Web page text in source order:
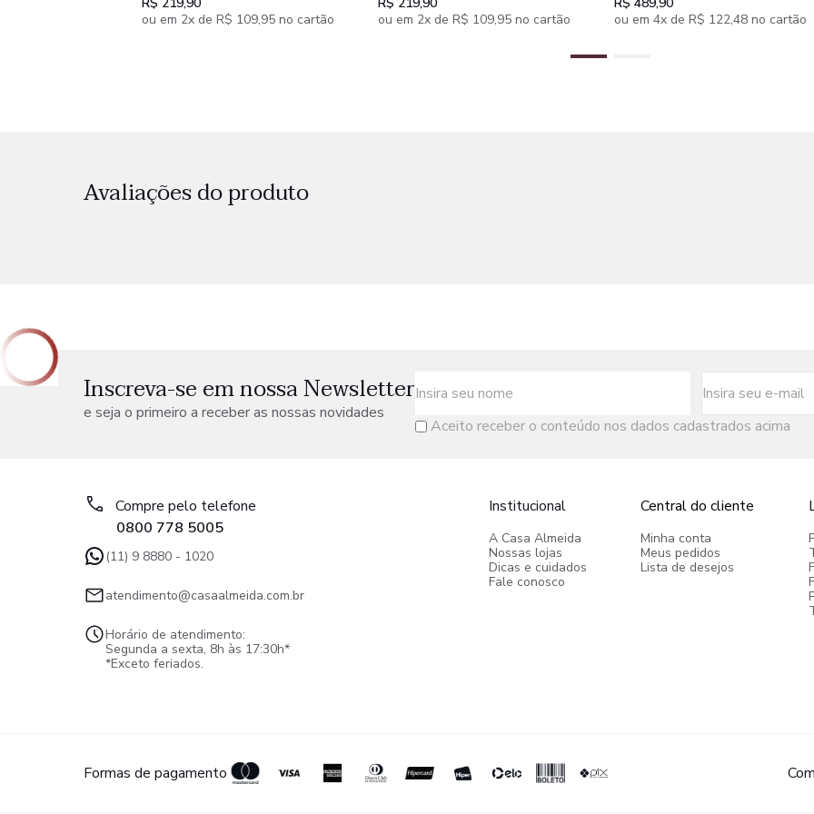
ou em 2x de R$ 109,95 no cartão
ou em 2x de R$ 109,95 no cartão
ou em 4x de R$ 122,48 no cartão
Avaliações do produto
Inscreva-se em nossa Newsletter
e seja o primeiro a receber as nossas novidades
Aceito receber o conteúdo nos dados cadastrados acima
Compre pelo telefone
0800 778 5005
(11) 9 8880 - 1020
atendimento@casaalmeida.com.br
Horário de atendimento:
Segunda a sexta, 8h às 17:30h*
*Exceto feriados.
Institucional
A Casa Almeida
Nossas lojas
Dicas e cuidados
Fale conosco
Central do cliente
Minha conta
Meus pedidos
Lista de desejos
Formas de pagamento